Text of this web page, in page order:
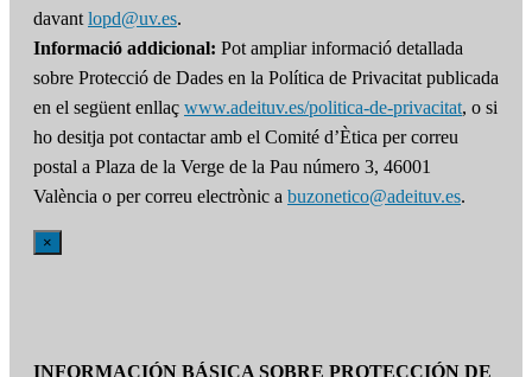
davant lopd@uv.es.
Informació addicional: Pot ampliar informació detallada
sobre Protecció de Dades en la Política de Privacitat publicada
en el següent enllaç www.adeituv.es/politica-de-privacitat, o si
ho desitja pot contactar amb el Comité d’Ètica per correu
postal a Plaza de la Verge de la Pau número 3, 46001
València o per correu electrònic a buzonetico@adeituv.es.
×
INFORMACIÓN BÁSICA SOBRE PROTECCIÓN DE